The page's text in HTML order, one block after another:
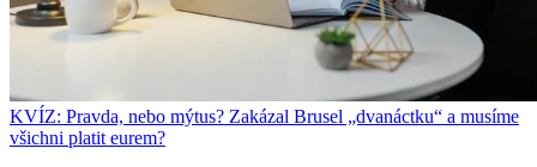
KVÍZ: Pravda, nebo mýtus? Zakázal Brusel „dvanáctku“ a musíme
všichni platit eurem?